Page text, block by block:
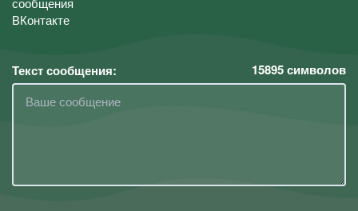
Текст сообщения: 15895символов